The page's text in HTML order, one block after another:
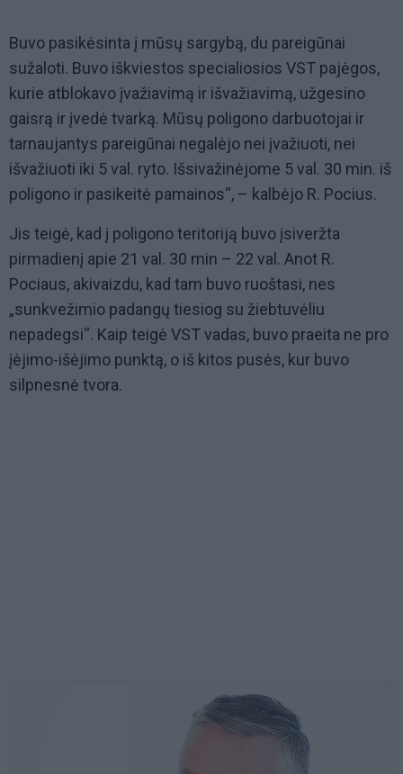
Buvo pasikėsinta į mūsų sargybą, du pareigūnai
sužaloti. Buvo iškviestos specialiosios VST pajėgos,
kurie atblokavo įvažiavimą ir išvažiavimą, užgesino
gaisrą ir įvedė tvarką. Mūsų poligono darbuotojai ir
tarnaujantys pareigūnai negalėjo nei įvažiuoti, nei
išvažiuoti iki 5 val. ryto. Išsivažinėjome 5 val. 30 min. iš
poligono ir pasikeitė pamainos“, – kalbėjo R. Pocius.
Jis teigė, kad į poligono teritoriją buvo įsiveržta
pirmadienį apie 21 val. 30 min – 22 val. Anot R.
Pociaus, akivaizdu, kad tam buvo ruoštasi, nes
„sunkvežimio padangų tiesiog su žiebtuvėliu
nepadegsi“. Kaip teigė VST vadas, buvo praeita ne pro
įėjimo-išėjimo punktą, o iš kitos pusės, kur buvo
silpnesnė tvora.